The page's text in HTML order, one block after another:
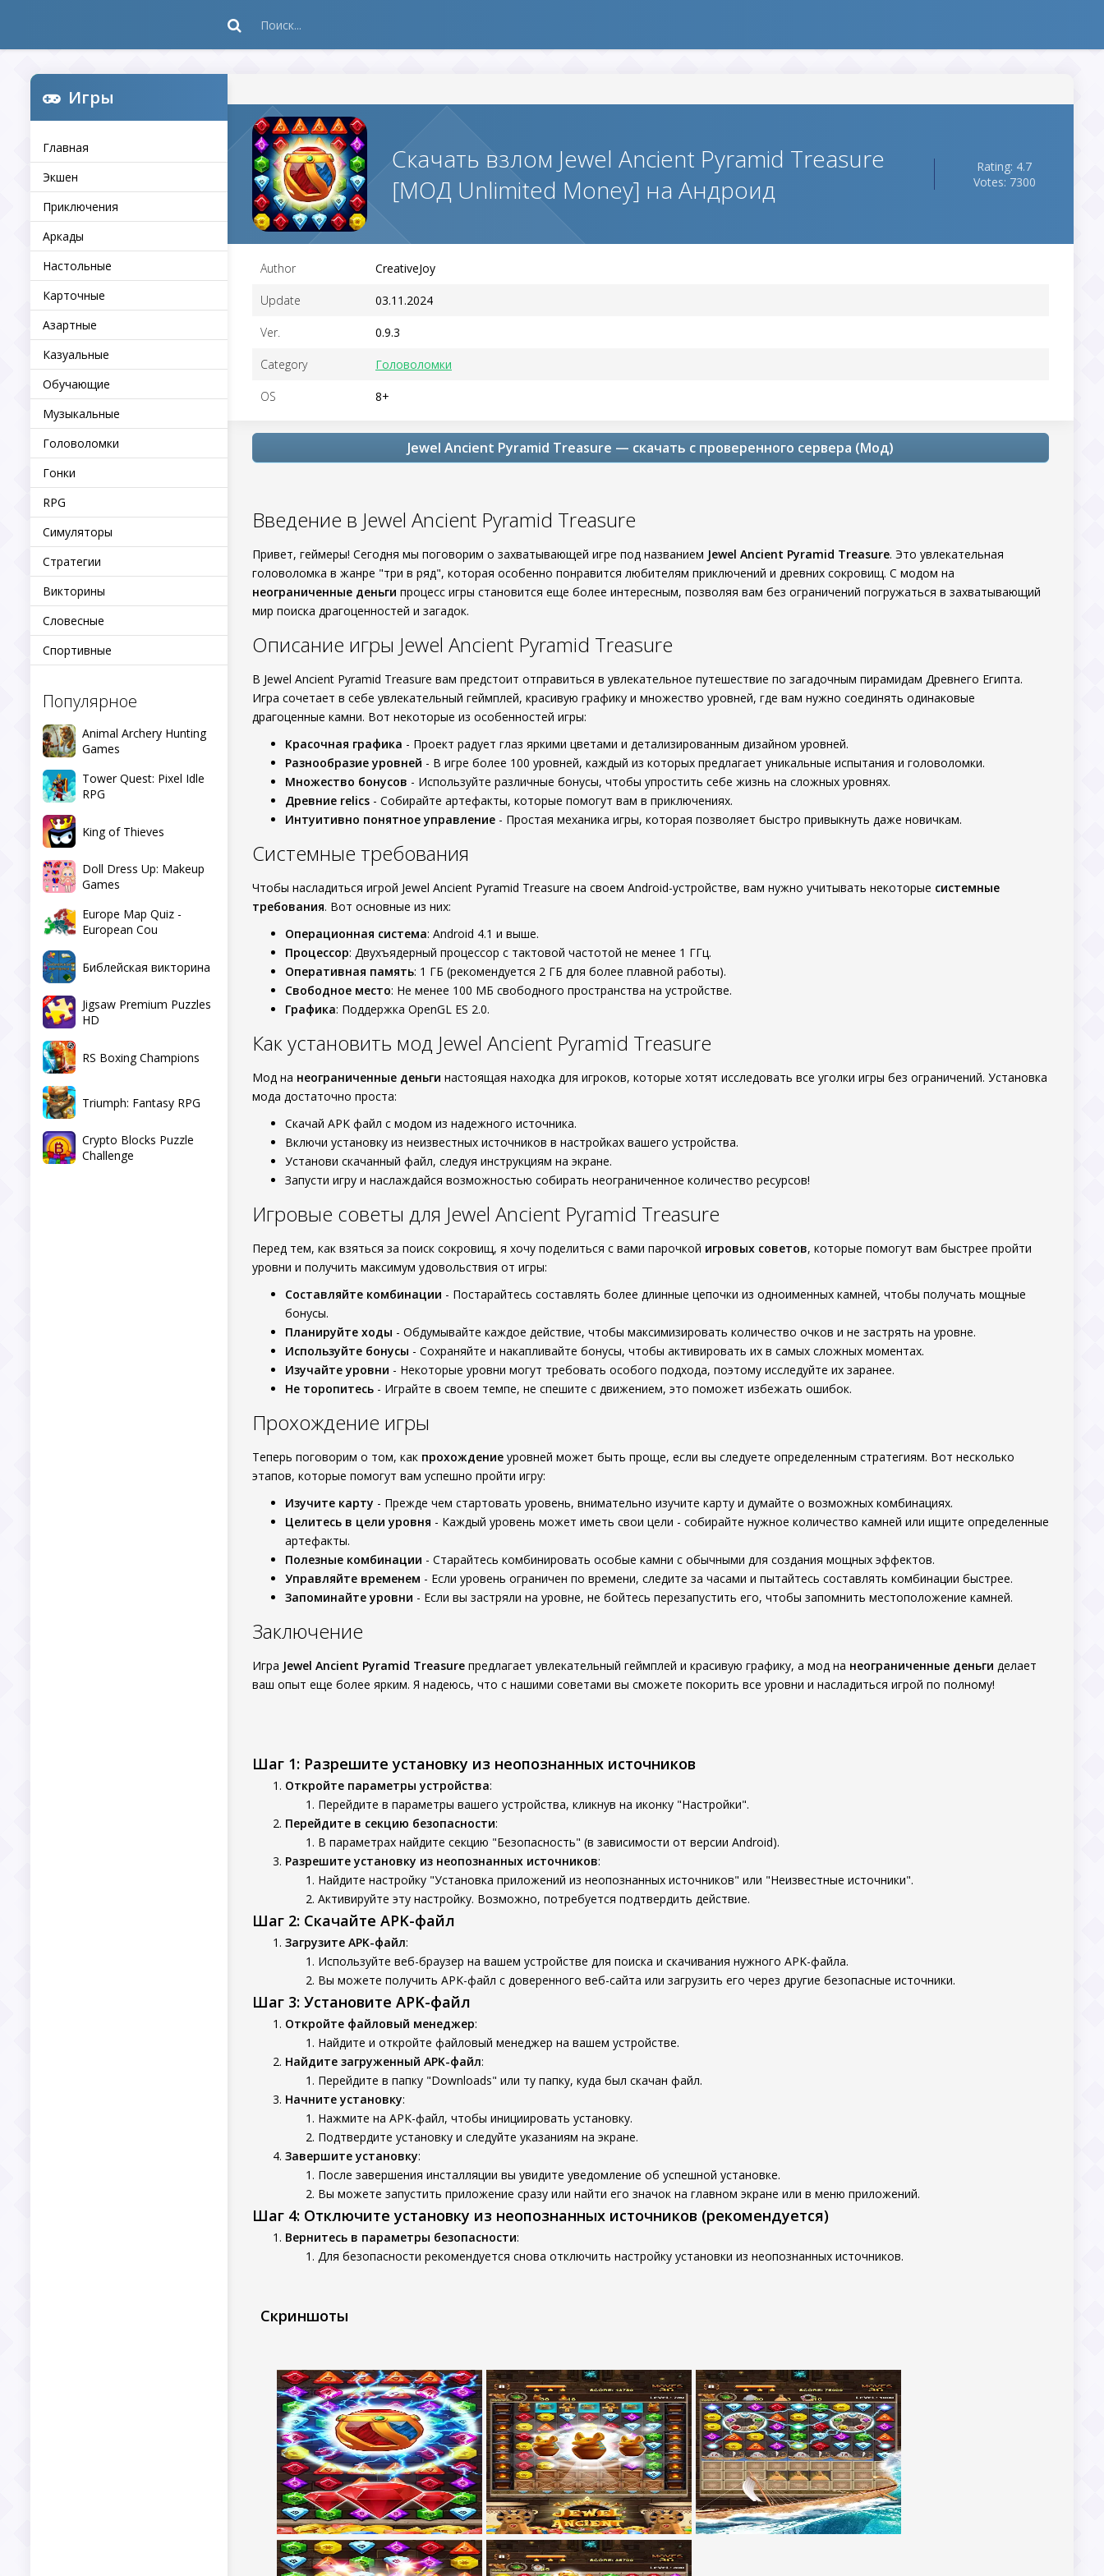
Игры
Главная
Экшен
Приключения
Аркады
Настольные
Карточные
Азартные
Казуальные
Обучающие
Музыкальные
Головоломки
Гонки
RPG
Симуляторы
Стратегии
Викторины
Словесные
Спортивные
Популярное
Animal Archery Hunting
Games
Tower Quest: Pixel Idle
RPG
King of Thieves
Doll Dress Up: Makeup
Games
Europe Map Quiz -
European Cou
Библейская викторина
Jigsaw Premium Puzzles
HD
RS Boxing Champions
Triumph: Fantasy RPG
Crypto Blocks Puzzle
Challenge
Скачать взлом Jewel Ancient Pyramid Treasure
[МОД Unlimited Money] на Андроид
Rating: 4.7
Votes: 7300
Author CreativeJoy
Update 03.11.2024
Ver. 0.9.3
Category Головоломки
OS 8+
Jewel Ancient Pyramid Treasure — скачать с проверенного сервера (Мод)
Введение в Jewel Ancient Pyramid Treasure
Привет, геймеры! Сегодня мы поговорим о захватывающей игре под названием Jewel Ancient Pyramid Treasure. Это увлекательная
головоломка в жанре "три в ряд", которая особенно понравится любителям приключений и древних сокровищ. С модом на
неограниченные деньги процесс игры становится еще более интересным, позволяя вам без ограничений погружаться в захватывающий
мир поиска драгоценностей и загадок.
Описание игры Jewel Ancient Pyramid Treasure
В Jewel Ancient Pyramid Treasure вам предстоит отправиться в увлекательное путешествие по загадочным пирамидам Древнего Египта.
Игра сочетает в себе увлекательный геймплей, красивую графику и множество уровней, где вам нужно соединять одинаковые
драгоценные камни. Вот некоторые из особенностей игры:
Красочная графика - Проект радует глаз яркими цветами и детализированным дизайном уровней.
Разнообразие уровней - В игре более 100 уровней, каждый из которых предлагает уникальные испытания и головоломки.
Множество бонусов - Используйте различные бонусы, чтобы упростить себе жизнь на сложных уровнях.
Древние relics - Собирайте артефакты, которые помогут вам в приключениях.
Интуитивно понятное управление - Простая механика игры, которая позволяет быстро привыкнуть даже новичкам.
Системные требования
Чтобы насладиться игрой Jewel Ancient Pyramid Treasure на своем Android-устройстве, вам нужно учитывать некоторые системные
требования. Вот основные из них:
Операционная система: Android 4.1 и выше.
Процессор: Двухъядерный процессор с тактовой частотой не менее 1 ГГц.
Оперативная память: 1 ГБ (рекомендуется 2 ГБ для более плавной работы).
Свободное место: Не менее 100 МБ свободного пространства на устройстве.
Графика: Поддержка OpenGL ES 2.0.
Как установить мод Jewel Ancient Pyramid Treasure
Мод на неограниченные деньги настоящая находка для игроков, которые хотят исследовать все уголки игры без ограничений. Установка
мода достаточно проста:
Скачай APK файл с модом из надежного источника.
Включи установку из неизвестных источников в настройках вашего устройства.
Установи скачанный файл, следуя инструкциям на экране.
Запусти игру и наслаждайся возможностью собирать неограниченное количество ресурсов!
Игровые советы для Jewel Ancient Pyramid Treasure
Перед тем, как взяться за поиск сокровищ, я хочу поделиться с вами парочкой игровых советов, которые помогут вам быстрее пройти
уровни и получить максимум удовольствия от игры:
Составляйте комбинации - Постарайтесь составлять более длинные цепочки из одноименных камней, чтобы получать мощные
бонусы.
Планируйте ходы - Обдумывайте каждое действие, чтобы максимизировать количество очков и не застрять на уровне.
Используйте бонусы - Сохраняйте и накапливайте бонусы, чтобы активировать их в самых сложных моментах.
Изучайте уровни - Некоторые уровни могут требовать особого подхода, поэтому исследуйте их заранее.
Не торопитесь - Играйте в своем темпе, не спешите с движением, это поможет избежать ошибок.
Прохождение игры
Теперь поговорим о том, как прохождение уровней может быть проще, если вы следуете определенным стратегиям. Вот несколько
этапов, которые помогут вам успешно пройти игру:
Изучите карту - Прежде чем стартовать уровень, внимательно изучите карту и думайте о возможных комбинациях.
Целитесь в цели уровня - Каждый уровень может иметь свои цели - собирайте нужное количество камней или ищите определенные
артефакты.
Полезные комбинации - Старайтесь комбинировать особые камни с обычными для создания мощных эффектов.
Управляйте временем - Если уровень ограничен по времени, следите за часами и пытайтесь составлять комбинации быстрее.
Запоминайте уровни - Если вы застряли на уровне, не бойтесь перезапустить его, чтобы запомнить местоположение камней.
Заключение
Игра Jewel Ancient Pyramid Treasure предлагает увлекательный геймплей и красивую графику, а мод на неограниченные деньги делает
ваш опыт еще более ярким. Я надеюсь, что с нашими советами вы сможете покорить все уровни и насладиться игрой по полному!
Шаг 1: Разрешите установку из неопознанных источников
Откройте параметры устройства:
Перейдите в параметры вашего устройства, кликнув на иконку "Настройки".
Перейдите в секцию безопасности:
В параметрах найдите секцию "Безопасность" (в зависимости от версии Android).
Разрешите установку из неопознанных источников:
Найдите настройку "Установка приложений из неопознанных источников" или "Неизвестные источники".
Активируйте эту настройку. Возможно, потребуется подтвердить действие.
Шаг 2: Скачайте APK-файл
Загрузите APK-файл:
Используйте веб-браузер на вашем устройстве для поиска и скачивания нужного APK-файла.
Вы можете получить APK-файл с доверенного веб-сайта или загрузить его через другие безопасные источники.
Шаг 3: Установите APK-файл
Откройте файловый менеджер:
Найдите и откройте файловый менеджер на вашем устройстве.
Найдите загруженный APK-файл:
Перейдите в папку "Downloads" или ту папку, куда был скачан файл.
Начните установку:
Нажмите на APK-файл, чтобы инициировать установку.
Подтвердите установку и следуйте указаниям на экране.
Завершите установку:
После завершения инсталляции вы увидите уведомление об успешной установке.
Вы можете запустить приложение сразу или найти его значок на главном экране или в меню приложений.
Шаг 4: Отключите установку из неопознанных источников (рекомендуется)
Вернитесь в параметры безопасности:
Для безопасности рекомендуется снова отключить настройку установки из неопознанных источников.
Скриншоты